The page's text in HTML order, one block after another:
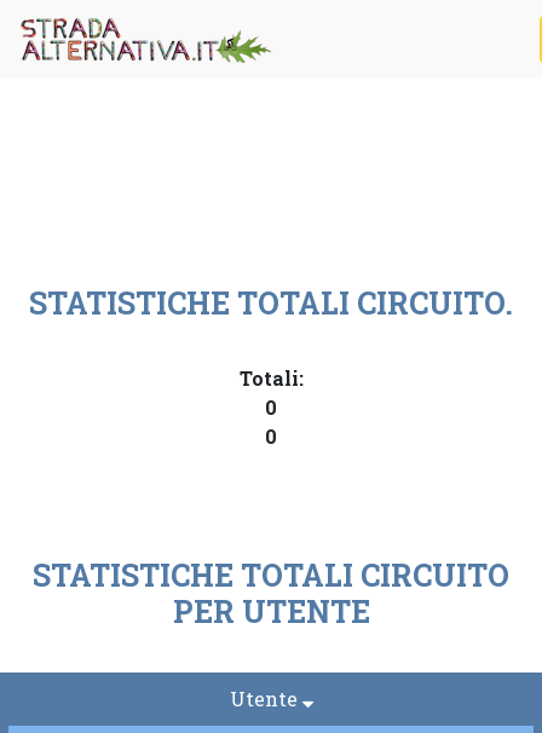
STATISTICHE TOTALI CIRCUITO.
Totali:
0
0
STATISTICHE TOTALI CIRCUITO
PER UTENTE
Utente